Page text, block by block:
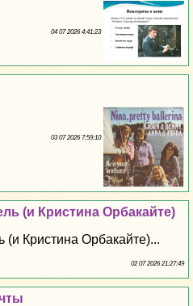
04 07 2026 4:41:23
03 07 2026 7:59:10
(и Кристина Орбакайте)
(и Кристина Орбакайте)...
02 07 2026 21:27:49